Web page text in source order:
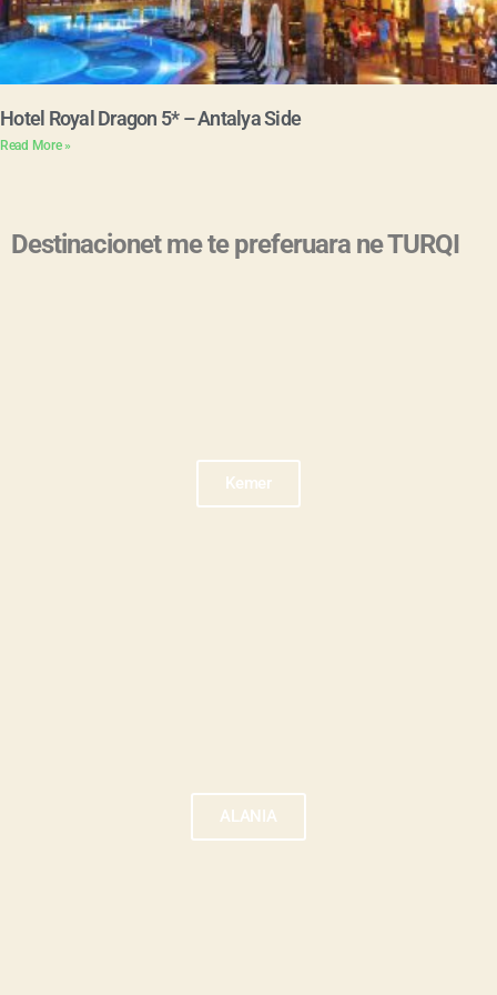
Hotel Royal Dragon 5* – Antalya Side
Read More »
Destinacionet me te preferuara ne TURQI
Kemer
ALANIA